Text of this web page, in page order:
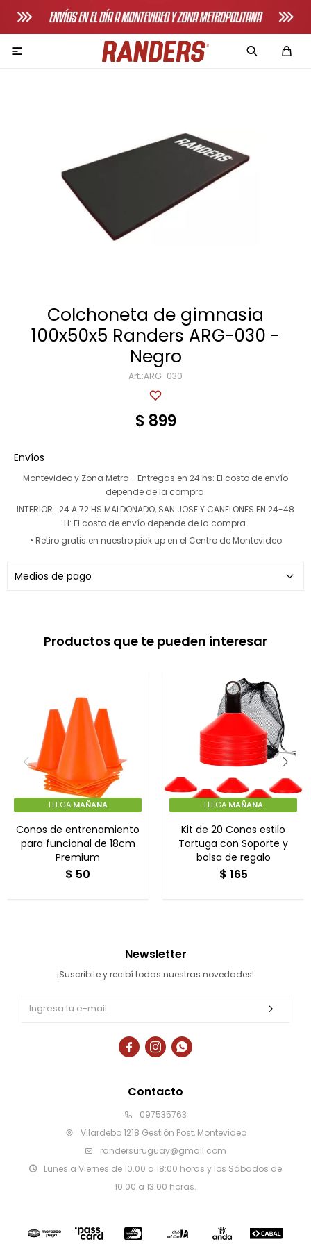

Colchoneta de gimnasia
100x50x5 Randers ARG-030 -
Negro
ARG-030
$ 899
Envíos
Montevideo y Zona Metro - Entregas en 24 hs: El costo de envío
depende de la compra.
INTERIOR : 24 A 72 HS MALDONADO, SAN JOSE Y CANELONES EN 24-48
H: El costo de envío depende de la compra.
• Retiro gratis en nuestro pick up en el Centro de Montevideo
Medios de pago
Productos que te pueden interesar
LLEGA MAÑANA
Conos de entrenamiento
para funcional de 18cm
Premium
$ 50
LLEGA MAÑANA
Kit de 20 Conos estilo
Tortuga con Soporte y
bolsa de regalo
$ 165
Contacto
097535763
Vilardebo 1218 Gestión Post, Montevideo
randersuruguay@gmail.com
Lunes a Viernes de 10.00 a 18:00 horas y los Sábados de
10.00 a 13.00 horas.
Newsletter
¡Suscribite y recibí todas nuestras novedades!
  
Bicicletas horizonales
Bicicletas spinning
Multigimnasios
Bicicletas spinning
Bicicletas tradicionales